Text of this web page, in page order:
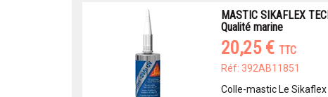
MASTIC SIKAFLEX
Qualité marine
20,25 € TTC
Réf: 392AB11851
Colle-mastic Le